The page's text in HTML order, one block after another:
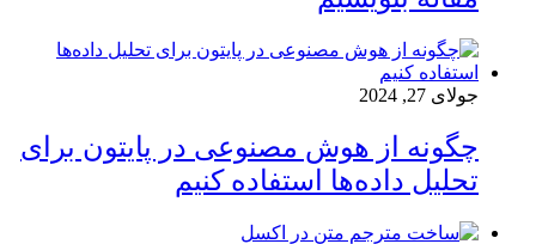
جولای 27, 2024
چگونه از هوش مصنوعی در پایتون برای
تحلیل داده‌ها استفاده کنیم